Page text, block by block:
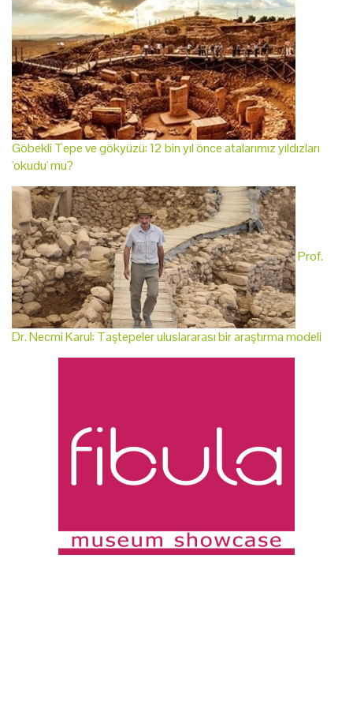
Göbekli Tepe ve gökyüzü: 12 bin yıl önce atalarımız yıldızları
'okudu' mu?
Prof.
Dr. Necmi Karul: Taştepeler uluslararası bir araştırma modeli